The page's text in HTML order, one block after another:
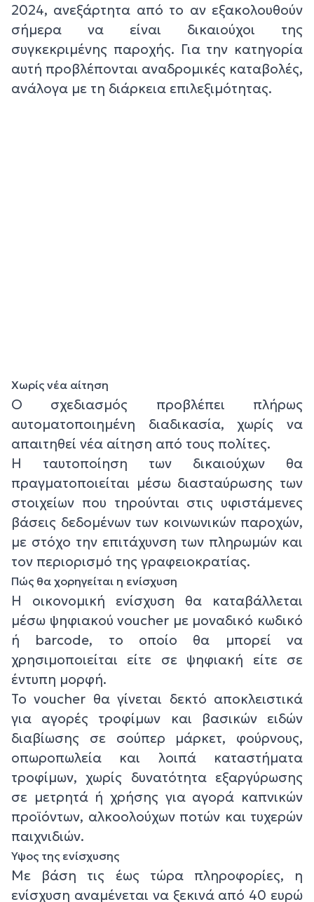
2024, ανεξάρτητα από το αν εξακολουθούν
σήμερα να είναι δικαιούχοι της
συγκεκριμένης παροχής. Για την κατηγορία
αυτή προβλέπονται αναδρομικές καταβολές,
ανάλογα με τη διάρκεια επιλεξιμότητας.
Χωρίς νέα αίτηση
Ο σχεδιασμός προβλέπει πλήρως
αυτοματοποιημένη διαδικασία, χωρίς να
απαιτηθεί νέα αίτηση από τους πολίτες.
Η ταυτοποίηση των δικαιούχων θα
πραγματοποιείται μέσω διασταύρωσης των
στοιχείων που τηρούνται στις υφιστάμενες
βάσεις δεδομένων των κοινωνικών παροχών,
με στόχο την επιτάχυνση των πληρωμών και
τον περιορισμό της γραφειοκρατίας.
Πώς θα χορηγείται η ενίσχυση
Η οικονομική ενίσχυση θα καταβάλλεται
μέσω ψηφιακού voucher με μοναδικό κωδικό
ή barcode, το οποίο θα μπορεί να
χρησιμοποιείται είτε σε ψηφιακή είτε σε
έντυπη μορφή.
Το voucher θα γίνεται δεκτό αποκλειστικά
για αγορές τροφίμων και βασικών ειδών
διαβίωσης σε σούπερ μάρκετ, φούρνους,
οπωροπωλεία και λοιπά καταστήματα
τροφίμων, χωρίς δυνατότητα εξαργύρωσης
σε μετρητά ή χρήσης για αγορά καπνικών
προϊόντων, αλκοολούχων ποτών και τυχερών
παιχνιδιών.
Ύψος της ενίσχυσης
Με βάση τις έως τώρα πληροφορίες, η
ενίσχυση αναμένεται να ξεκινά από 40 ευρώ